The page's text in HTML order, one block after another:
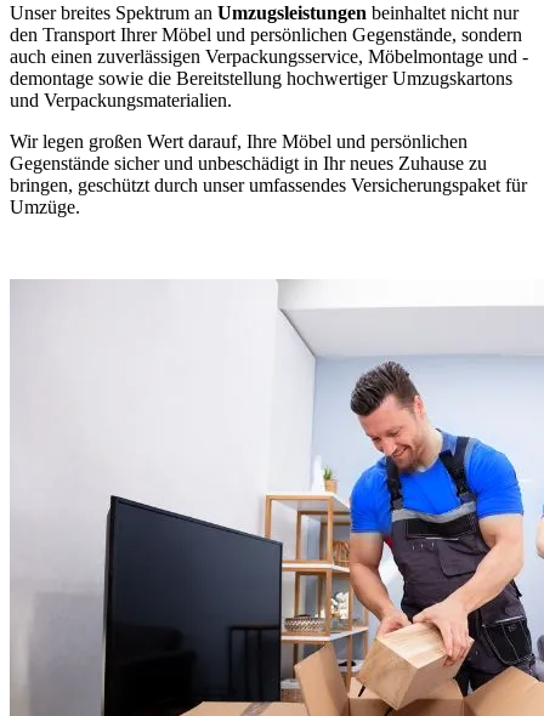
Unser breites Spektrum an Umzugsleistungen beinhaltet nicht nur
den Transport Ihrer Möbel und persönlichen Gegenstände, sondern
auch einen zuverlässigen Verpackungsservice, Möbelmontage und -
demontage sowie die Bereitstellung hochwertiger Umzugskartons
und Verpackungsmaterialien.
Wir legen großen Wert darauf, Ihre Möbel und persönlichen
Gegenstände sicher und unbeschädigt in Ihr neues Zuhause zu
bringen, geschützt durch unser umfassendes Versicherungspaket für
Umzüge.